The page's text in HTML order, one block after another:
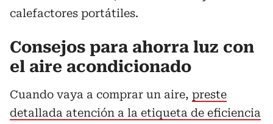
calefactores portátiles.
Consejos para ahorra luz con
el aire acondicionado
Cuando vaya a comprar un aire, preste
detallada atención a la etiqueta de eficiencia